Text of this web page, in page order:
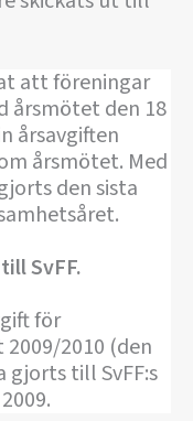
att föreningar
årsmötet den 18
årsavgiften
årsmötet. Med
den sista
SvFF.
för
2010 (den
gjorts till SvFF:s